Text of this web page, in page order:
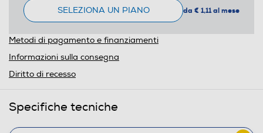
SELEZIONA UN PIANO da € 1,11 al mese
Metodi di pagamento e finanziamenti
Informazioni sulla consegna
Diritto di recesso
Specifiche tecniche